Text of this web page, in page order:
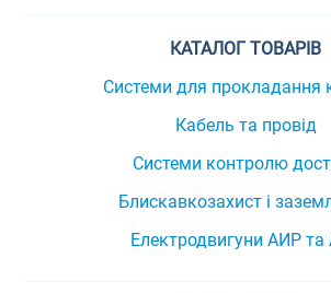
КАТАЛОГ ТОВАРІВ
Системи для прокладання
Кабель та провід
Системи контролю
Блискавкозахист і
Електродвигуни АИР